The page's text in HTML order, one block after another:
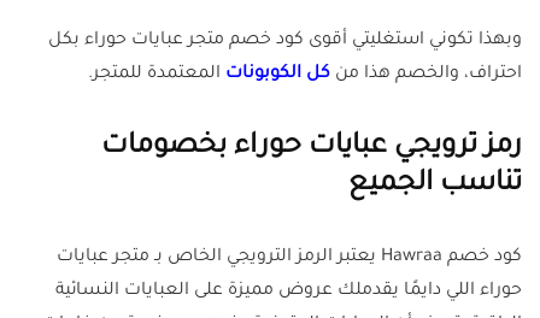
وبهذا تكوني استغليتي أقوى كود خصم متجر عبايات حوراء بكل
احتراف، والخصم هذا من كل الكوبونات المعتمدة للمتجر.
رمز ترويجي عبايات حوراء بخصومات
تناسب الجميع
كود خصم Hawraa يعتبر الرمز الترويجي الخاص بـ متجر عبايات
حوراء اللي دايمًا يقدملك عروض مميزة على العبايات النسائية